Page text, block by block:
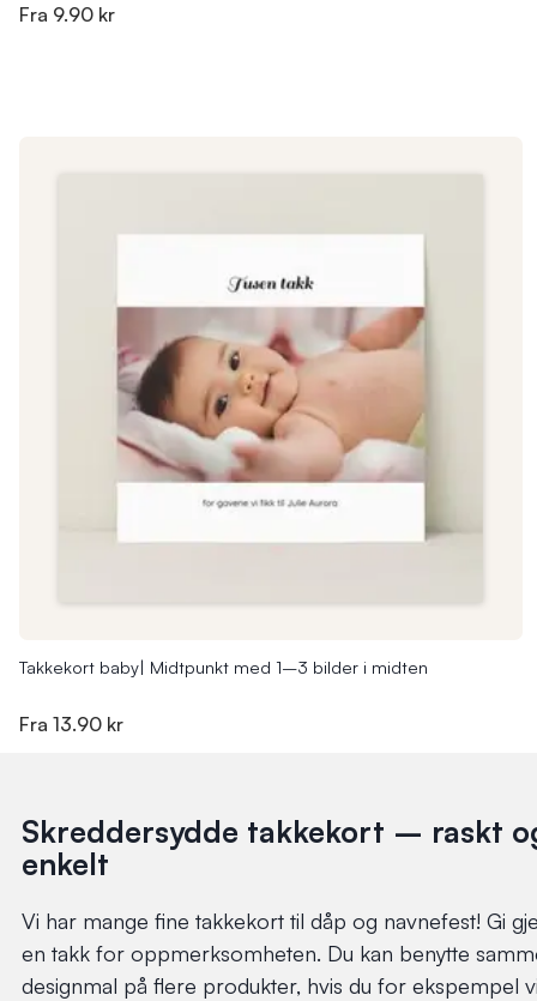
Fra 9.90 kr
Takkekort baby| Midtpunkt med 1–3 bilder i midten
Fra 13.90 kr
Skreddersydde takkekort – raskt
enkelt
Vi har mange fine takkekort til dåp og navnefest! Gi
en takk for oppmerksomheten. Du kan benytte
designmal på flere produkter, hvis du for ekspempel